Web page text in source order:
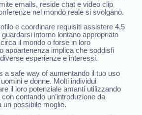
emails, reside chat e video clip
nel mondo reale si svolgano.
e coordinare requisiti assistere 4,5
intorno lontano appropriato
il mondo o forse in loro
appartenenza implica che soddisfi
esperienze e interessi.
a safe way of aumentando il tuo uso
e donne. Molti individui
il loro potenziale amanti utilizzando
contando un’introduzione da
un possibile moglie.